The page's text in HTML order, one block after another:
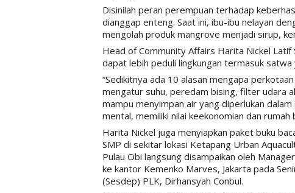
Disinilah peran perempuan terhadap
dianggap enteng. Saat ini, ibu-ibu nelayan
mengolah produk mangrove menjadi sirup,
Head of Community Affairs Harita Nickel Latif
dapat lebih peduli lingkungan termasuk satwa
“Sedikitnya ada 10 alasan mengapa
mengatur suhu, peredam bising, filter udara
mampu menyimpan air yang diperlukan
mental, memiliki nilai keekonomian dan
Harita Nickel juga menyiapkan paket buku
SMP di sekitar lokasi Ketapang Urban
Pulau Obi langsung disampaikan oleh
ke kantor Kemenko Marves, Jakarta pada
(Sesdep) PLK, Dirhansyah Conbul.